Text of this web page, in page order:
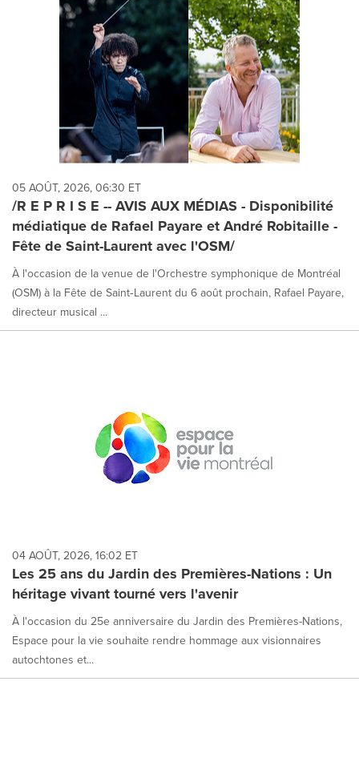
05 AOÛT, 2026, 06:30 ET
/R E P R I S E -- AVIS AUX MÉDIAS - Disponibilité
médiatique de Rafael Payare et André Robitaille -
Fête de Saint-Laurent avec l'OSM/
À l'occasion de la venue de l'Orchestre symphonique de Montréal
(OSM) à la Fête de Saint‑Laurent du 6 août prochain, Rafael Payare,
directeur musical ...
04 AOÛT, 2026, 16:02 ET
Les 25 ans du Jardin des Premières-Nations : Un
héritage vivant tourné vers l'avenir
À l'occasion du 25e anniversaire du Jardin des Premières-Nations,
Espace pour la vie souhaite rendre hommage aux visionnaires
autochtones et...